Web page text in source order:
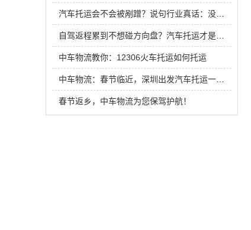
中车物流教你：12306火车托运如何托运
春节返乡，中车物流为您保驾护航！